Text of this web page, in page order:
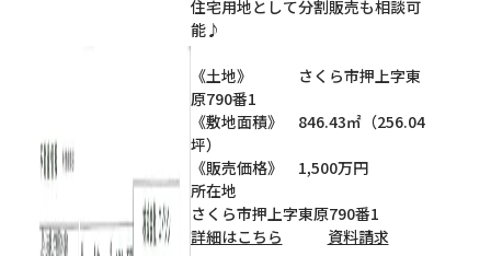
住宅用地として分割販売も相談可
能♪
《土地》 さくら市押上字東
原790番1
《敷地面積》 846.43㎡（256.04
坪）
《販売価格》 1,500万円
所在地
さくら市押上字東原790番1
詳細はこちら
資料請求